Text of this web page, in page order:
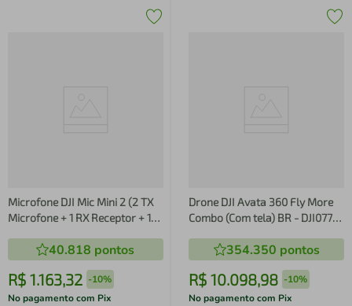
Microfone DJI Mic Mini 2 (2 TX
Microfone + 1 RX Receptor + 1
DJI143 DJI143
40.818 pontos
R$ 1.163,32 -10%
No pagamento com Pix
Drone DJI Avata 360 Fly More
Combo (Com tela) BR - DJI077
354.350 pontos
R$ 10.098,98 -10%
No pagamento com Pix